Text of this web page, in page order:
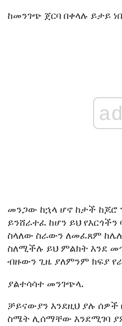
ከመንገጭ ጀርባ በቀላሉ ይታይ
ad
መንጋው ከኋላ ሆኖ ከታች ከጆሮ
ይንሸራተፈ ከሆን ይህ
ስላለው ስራውን ለመፈጸም
ስለሚችሉ ይህ ምልክት እንደ
ብዙውን ጊዜ ያለምንም ክፍያ
ያልተሳሳተ መንገጭላ.
ቻይናውያን እንደዚህ ያሉ ሰዎች
ስሜት ሊሰማቸው እንደሚገባ